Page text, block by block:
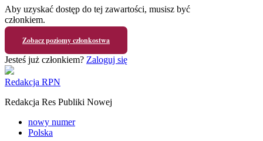
Aby uzyskać dostęp do tej zawartości, musisz być
członkiem.
Zobacz poziomy członkostwa
Jesteś już członkiem? Zaloguj się
Redakcja RPN
Redakcja Res Publiki Nowej
nowy numer
Polska